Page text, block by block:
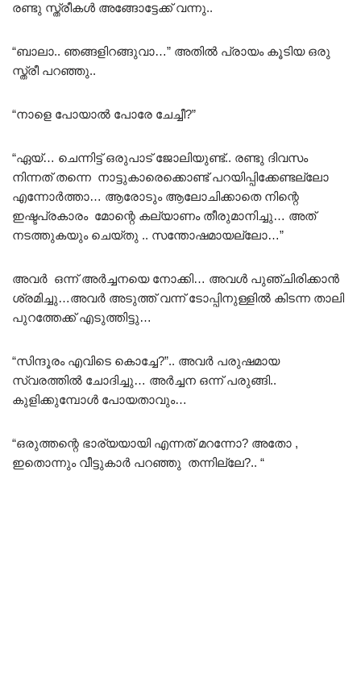
രണ്ടു സ്ത്രീകൾ അങ്ങോട്ടേക്ക് വന്നു..
“ബാലാ.. ഞങ്ങളിറങ്ങുവാ…” അതിൽ പ്രായം കൂടിയ ഒരു
സ്ത്രീ പറഞ്ഞു..
“നാളെ പോയാൽ പോരേ ചേച്ചീ?”
“ഏയ്‌… ചെന്നിട്ട് ഒരുപാട് ജോലിയുണ്ട്.. രണ്ടു ദിവസം
നിന്നത് തന്നെ നാട്ടുകാരെക്കൊണ്ട് പറയിപ്പിക്കേണ്ടല്ലോ
എന്നോർത്താ… ആരോടും ആലോചിക്കാതെ നിന്റെ
ഇഷ്ടപ്രകാരം മോന്റെ കല്യാണം തീരുമാനിച്ചു… അത്
നടത്തുകയും ചെയ്തു .. സന്തോഷമായല്ലോ…”
അവർ ഒന്ന് അർച്ചനയെ നോക്കി… അവൾ പുഞ്ചിരിക്കാൻ
ശ്രമിച്ചു…അവർ അടുത്ത് വന്ന് ടോപ്പിനുള്ളിൽ കിടന്ന താലി
പുറത്തേക്ക് എടുത്തിട്ടു…
“സിന്ദൂരം എവിടെ കൊച്ചേ?”.. അവർ പരുഷമായ
സ്വരത്തിൽ ചോദിച്ചു… അർച്ചന ഒന്ന് പരുങ്ങി..
കുളിക്കുമ്പോൾ പോയതാവും…
“ഒരുത്തന്റെ ഭാര്യയായി എന്നത് മറന്നോ? അതോ ,
ഇതൊന്നും വീട്ടുകാർ പറഞ്ഞു തന്നില്ലേ?.. “